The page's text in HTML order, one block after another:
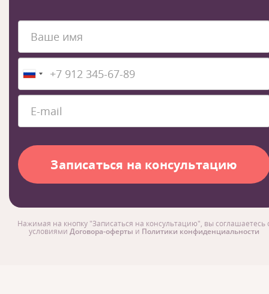
Нажимая на кнопку "Записаться на консультацию", вы соглашаетесь
условиями Договора-оферты и Политики конфиденциальности